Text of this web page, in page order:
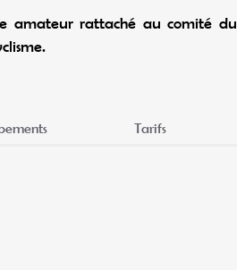
amateur rattaché au comité du
Tarifs